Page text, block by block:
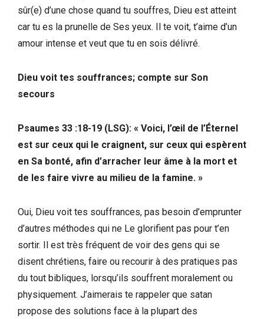
sûr(e) d’une chose quand tu souffres, Dieu est atteint
car tu es la prunelle de Ses yeux. Il te voit, t’aime d’un
amour intense et veut que tu en sois délivré.
Dieu voit tes souffrances; compte sur Son
secours
Psaumes 33 :18-19 (LSG): « Voici, l’œil de l’Éternel
est sur ceux qui le craignent, sur ceux qui espèrent
en Sa bonté, afin d’arracher leur âme à la mort et
de les faire vivre au milieu de la famine. »
Oui, Dieu voit tes souffrances, pas besoin d’emprunter
d’autres méthodes qui ne Le glorifient pas pour t’en
sortir. Il est très fréquent de voir des gens qui se
disent chrétiens, faire ou recourir à des pratiques pas
du tout bibliques, lorsqu’ils souffrent moralement ou
physiquement. J’aimerais te rappeler que satan
propose des solutions face à la plupart des